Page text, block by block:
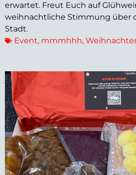
erwartet. Freut Euch auf
weihnachtliche Stimmung über
Stadt.
Event, mmmhhh,